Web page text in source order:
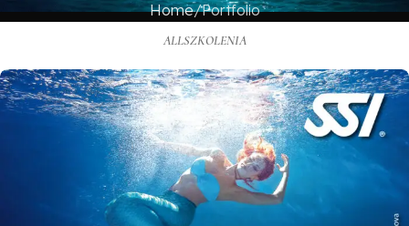
Home Portfolio
ALLSZKOLENIA